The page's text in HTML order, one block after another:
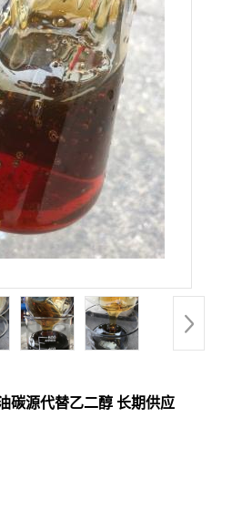
碳源代替乙二醇 长期供应